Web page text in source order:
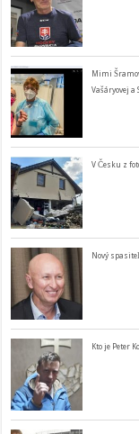
Mimi
Vašáryovej a
V Česku z
Nový
Kto je Peter